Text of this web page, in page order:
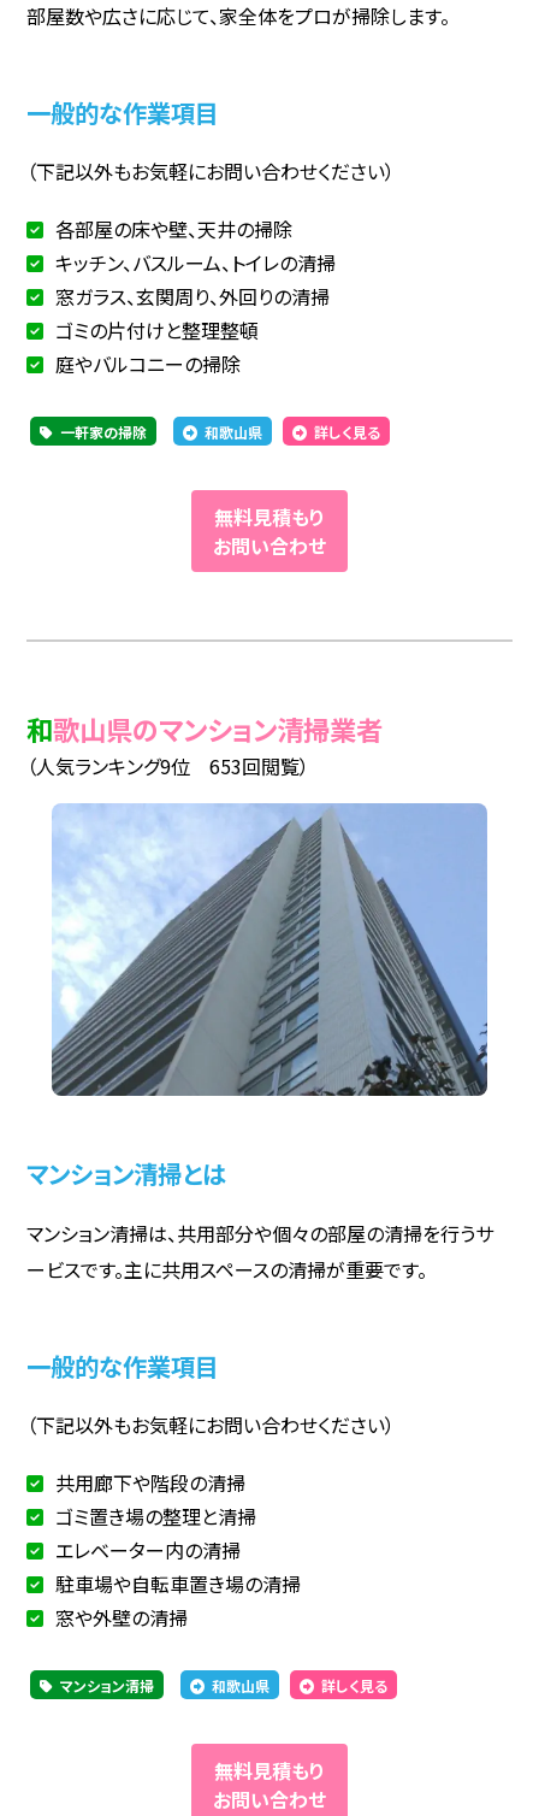
部屋数や広さに応じて、家全体をプロが掃除します。
一般的な作業項目
（下記以外もお気軽にお問い合わせください）
各部屋の床や壁、天井の掃除
キッチン、バスルーム、トイレの清掃
窓ガラス、玄関周り、外回りの清掃
ゴミの片付けと整理整頓
庭やバルコニーの掃除
一軒家の掃除 和歌山県 詳しく見る
無料見積もり
お問い合わせ
和歌山県のマンション清掃業者
（人気ランキング9位 653回閲覧）
マンション清掃とは
マンション清掃は、共用部分や個々の部屋の清掃を行うサ
ービスです。主に共用スペースの清掃が重要です。
一般的な作業項目
（下記以外もお気軽にお問い合わせください）
共用廊下や階段の清掃
ゴミ置き場の整理と清掃
エレベーター内の清掃
駐車場や自転車置き場の清掃
窓や外壁の清掃
マンション清掃 和歌山県 詳しく見る
無料見積もり
お問い合わせ